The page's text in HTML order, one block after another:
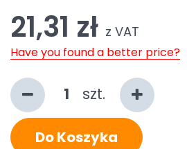
21,31 zł z VAT
Have you found a better price?
szt.
Do Koszyka